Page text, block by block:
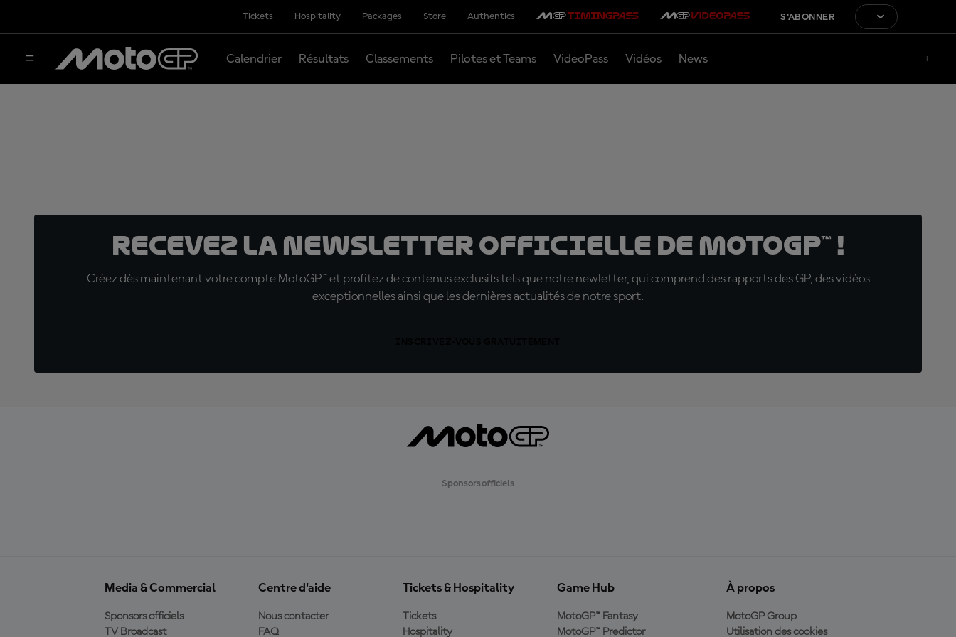
Tickets Hospitality Packages Store Authentics S'ABONNER
Calendrier Résultats Classements Pilotes et Teams VideoPass Vidéos News
Recevez la Newsletter officielle de MotoGP™ !
Créez dès maintenant votre compte MotoGP™ et profitez de contenus exclusifs tels que notre newletter, qui comprend des rapports des GP, des vidéos
exceptionnelles ainsi que les dernières actualités de notre sport.
Sponsors officiels
Media & Commercial
Sponsors officiels
TV Broadcast
Centre d'aide
Nous contacter
FAQ
Tickets & Hospitality
Tickets
Hospitality
Game Hub
MotoGP™ Fantasy
MotoGP™ Predictor
À propos
MotoGP Group
Utilisation des cookies